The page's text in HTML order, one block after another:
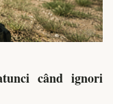
când ignori